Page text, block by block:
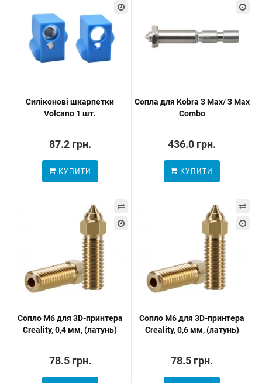
Силіконові шкарпетки
Volcano 1 шт.
87.2 грн.
КУПИТИ
Сопла для Kobra 3 Max/ 3 Max
Combo
436.0 грн.
КУПИТИ
Сопло M6 для 3D-принтера
Creality, 0,4 мм, (латунь)
78.5 грн.
Сопло M6 для 3D-принтера
Creality, 0,6 мм, (латунь)
78.5 грн.